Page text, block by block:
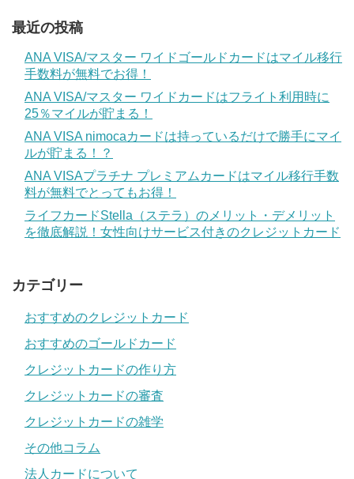
最近の投稿
ANA VISA/マスター ワイドゴールドカードはマイル移行
手数料が無料でお得！
ANA VISA/マスター ワイドカードはフライト利用時に
25％マイルが貯まる！
ANA VISA nimocaカードは持っているだけで勝手にマイ
ルが貯まる！？
ANA VISAプラチナ プレミアムカードはマイル移行手数
料が無料でとってもお得！
ライフカードStella（ステラ）のメリット・デメリット
を徹底解説！女性向けサービス付きのクレジットカード
カテゴリー
おすすめのクレジットカード
おすすめのゴールドカード
クレジットカードの作り方
クレジットカードの審査
クレジットカードの雑学
その他コラム
法人カードについて